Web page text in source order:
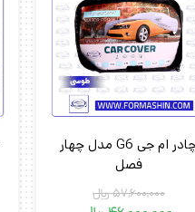
چادر ام جی G6 مدل چهار
فصل
57,600,000﷼